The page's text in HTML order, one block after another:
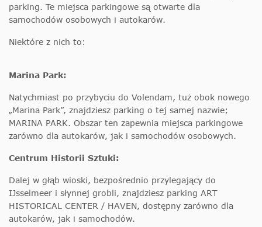
parking. Te miejsca parkingowe są otwarte dla
samochodów osobowych i autokarów.
Niektóre z nich to:
Marina Park:
Natychmiast po przybyciu do Volendam, tuż obok nowego
„Marina Park”, znajdziesz parking o tej samej nazwie;
MARINA PARK. Obszar ten zapewnia miejsca parkingowe
zarówno dla autokarów, jak i samochodów osobowych.
Centrum Historii Sztuki:
Dalej w głąb wioski, bezpośrednio przylegający do
IJsselmeer i słynnej grobli, znajdziesz parking ART
HISTORICAL CENTER / HAVEN, dostępny zarówno dla
autokarów, jak i samochodów.